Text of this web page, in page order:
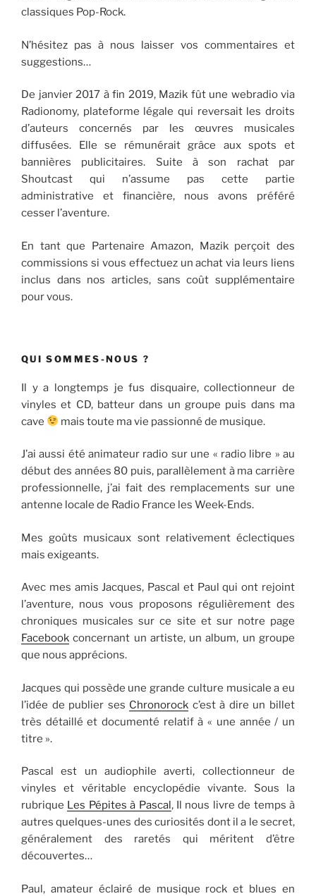
classiques Pop-Rock.
N’hésitez pas à nous laisser vos commentaires et
suggestions…
De janvier 2017 à fin 2019, Mazik fût une webradio via
Radionomy, plateforme légale qui reversait les droits
d’auteurs concernés par les œuvres musicales
diffusées. Elle se rémunérait grâce aux spots et
bannières publicitaires. Suite à son rachat par
Shoutcast qui n’assume pas cette partie
administrative et financière, nous avons préféré
cesser l’aventure.
En tant que Partenaire Amazon, Mazik perçoit des
commissions si vous effectuez un achat via leurs liens
inclus dans nos articles, sans coût supplémentaire
pour vous.
QUI SOMMES-NOUS ?
Il y a longtemps je fus disquaire, collectionneur de
vinyles et CD, batteur dans un groupe puis dans ma
cave
mais toute ma vie passionné de musique.
J’ai aussi été animateur radio sur une « radio libre » au
début des années 80 puis, parallèlement à ma carrière
professionnelle, j’ai fait des remplacements sur une
antenne locale de Radio France les Week-Ends.
Mes goûts musicaux sont relativement éclectiques
mais exigeants.
Avec mes amis Jacques, Pascal et Paul qui ont rejoint
l’aventure, nous vous proposons régulièrement des
chroniques musicales sur ce site et sur notre page
Facebook concernant un artiste, un album, un groupe
que nous apprécions.
Jacques qui possède une grande culture musicale a eu
l’idée de publier ses Chronorock c’est à dire un billet
très détaillé et documenté relatif à « une année / un
titre ».
Pascal est un audiophile averti, collectionneur de
vinyles et véritable encyclopédie vivante. Sous la
rubrique Les Pépites à Pascal , Il nous livre de temps à
autres quelques-unes des curiosités dont il a le secret,
généralement des raretés qui méritent d’être
découvertes…
Paul, amateur éclairé de musique rock et blues en